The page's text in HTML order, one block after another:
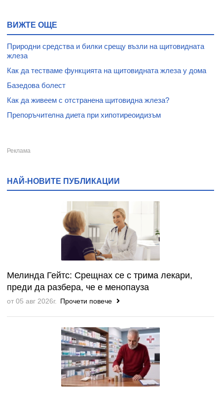
ВИЖТЕ ОЩЕ
Природни средства и билки срещу възли на щитовидната
жлеза
Как да тестваме функцията на щитовидната жлеза у дома
Базедова болест
Как да живеем с отстранена щитовидна жлеза?
Препоръчителна диета при хипотиреоидизъм
НАЙ-НОВИТЕ ПУБЛИКАЦИИ
Мелинда Гейтс: Срещнах се с трима лекари,
преди да разбера, че е менопауза
от 05 авг 2026г. Прочети повече